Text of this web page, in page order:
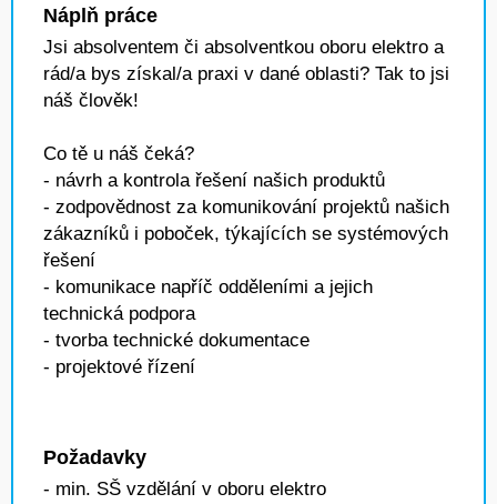
Náplň práce
Jsi absolventem či absolventkou oboru elektro a
rád/a bys získal/a praxi v dané oblasti? Tak to jsi
náš člověk!
Co tě u náš čeká?
- návrh a kontrola řešení našich produktů
- zodpovědnost za komunikování projektů našich
zákazníků i poboček, týkajících se systémových
řešení
- komunikace napříč odděleními a jejich
technická podpora
- tvorba technické dokumentace
- projektové řízení
Požadavky
- min. SŠ vzdělání v oboru elektro